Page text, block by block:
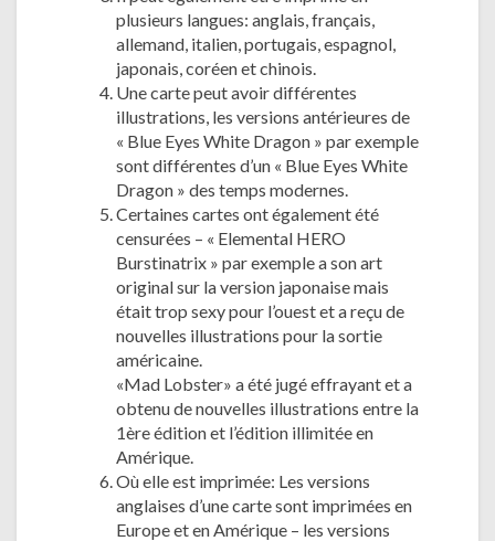
plusieurs langues: anglais, français,
allemand, italien, portugais, espagnol,
japonais, coréen et chinois.
Une carte peut avoir différentes
illustrations, les versions antérieures de
« Blue Eyes White Dragon » par exemple
sont différentes d’un « Blue Eyes White
Dragon » des temps modernes.
Certaines cartes ont également été
censurées – « Elemental HERO
Burstinatrix » par exemple a son art
original sur la version japonaise mais
était trop sexy pour l’ouest et a reçu de
nouvelles illustrations pour la sortie
américaine.
«Mad Lobster» a été jugé effrayant et a
obtenu de nouvelles illustrations entre la
1ère édition et l’édition illimitée en
Amérique.
Où elle est imprimée: Les versions
anglaises d’une carte sont imprimées en
Europe et en Amérique – les versions